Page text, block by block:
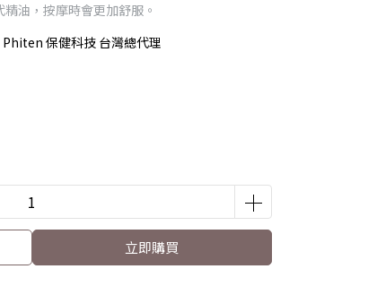
油，按摩時會更加舒服。
保健科技 台灣總代理
立即購買